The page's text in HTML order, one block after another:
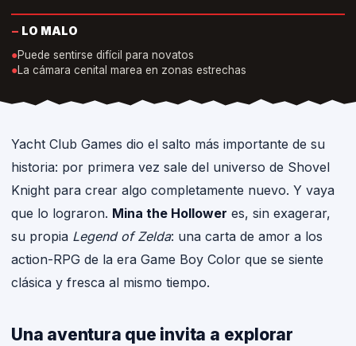
− LO MALO
●Puede sentirse difícil para novatos
●La cámara cenital marea en zonas estrechas
Yacht Club Games dio el salto más importante de su
historia: por primera vez sale del universo de Shovel
Knight para crear algo completamente nuevo. Y vaya
que lo lograron. Mina the Hollower es, sin exagerar,
su propia Legend of Zelda: una carta de amor a los
action-RPG de la era Game Boy Color que se siente
clásica y fresca al mismo tiempo.
Una aventura que invita a explorar